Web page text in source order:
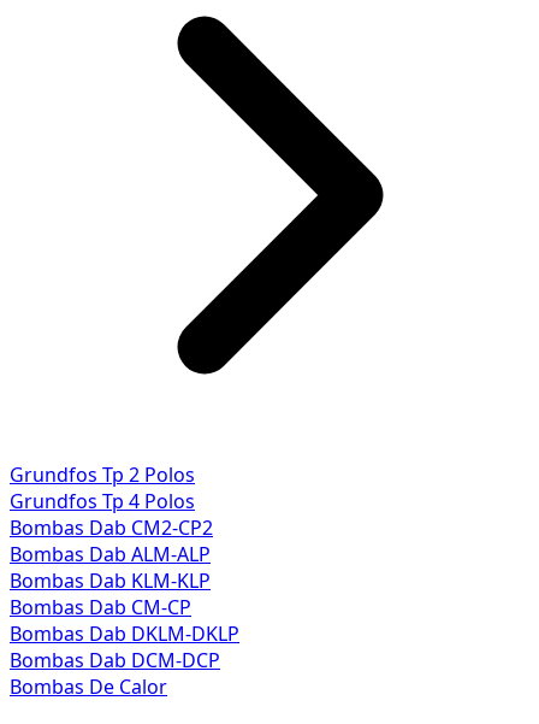
Grundfos Tp 2 Polos
Grundfos Tp 4 Polos
Bombas Dab CM2-CP2
Bombas Dab ALM-ALP
Bombas Dab KLM-KLP
Bombas Dab CM-CP
Bombas Dab DKLM-DKLP
Bombas Dab DCM-DCP
Bombas De Calor